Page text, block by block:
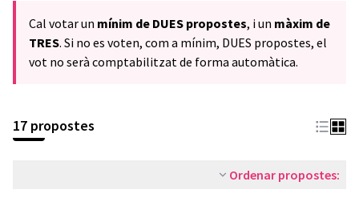
Cal votar un mínim de DUES propostes, i un màxim de
TRES. Si no es voten, com a mínim, DUES propostes, el
vot no serà comptabilitzat de forma automàtica.
17 propostes
Ordenar propostes: